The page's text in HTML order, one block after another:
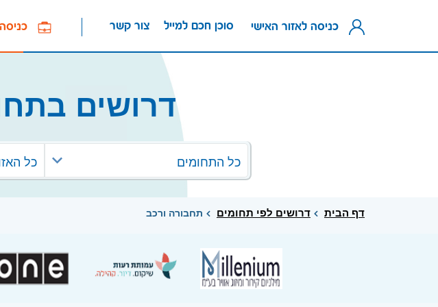
כניסה למעסיקים צור קשר סוכן חכם למייל כניסה לאזור האישי
דרושים
כל התחומים כל
דף הבית דרושים לפי תחומים תחבורה ורכב